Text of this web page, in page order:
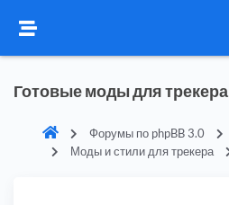
Готовые моды для трекера
Форумы по phpBB 3.0
Моды и стили для трекера